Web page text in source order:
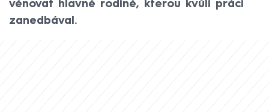
věnovat hlavně rodině, kterou kvůli práci
zanedbával.